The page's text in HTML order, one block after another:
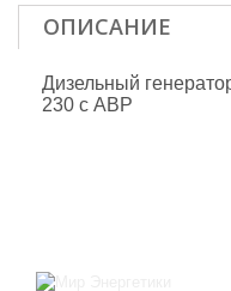
ОПИСАНИЕ
Дизельный
230 с АВР